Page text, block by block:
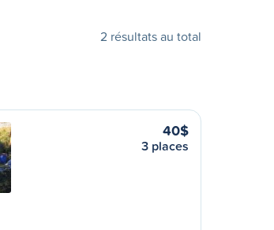
2 résultats au total
40$
3 places